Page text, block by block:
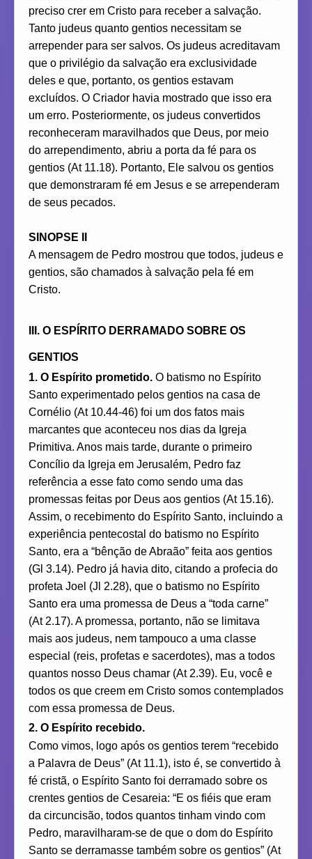
preciso crer em Cristo para receber a salvação.
Tanto judeus quanto gentios necessitam se
arrepender para ser salvos. Os judeus acreditavam
que o privilégio da salvação era exclusividade
deles e que, portanto, os gentios estavam
excluídos. O Criador havia mostrado que isso era
um erro. Posteriormente, os judeus convertidos
reconheceram maravilhados que Deus, por meio
do arrependimento, abriu a porta da fé para os
gentios (At 11.18). Portanto, Ele salvou os gentios
que demonstraram fé em Jesus e se arrependeram
de seus pecados.
SINOPSE II
A mensagem de Pedro mostrou que todos, judeus e
gentios, são chamados à salvação pela fé em
Cristo.
III. O ESPÍRITO DERRAMADO SOBRE OS
GENTIOS
1. O Espírito prometido. O batismo no Espírito
Santo experimentado pelos gentios na casa de
Cornélio (At 10.44-46) foi um dos fatos mais
marcantes que aconteceu nos dias da Igreja
Primitiva. Anos mais tarde, durante o primeiro
Concílio da Igreja em Jerusalém, Pedro faz
referência a esse fato como sendo uma das
promessas feitas por Deus aos gentios (At 15.16).
Assim, o recebimento do Espírito Santo, incluindo a
experiência pentecostal do batismo no Espírito
Santo, era a “bênção de Abraão” feita aos gentios
(Gl 3.14). Pedro já havia dito, citando a profecia do
profeta Joel (Jl 2.28), que o batismo no Espírito
Santo era uma promessa de Deus a “toda carne”
(At 2.17). A promessa, portanto, não se limitava
mais aos judeus, nem tampouco a uma classe
especial (reis, profetas e sacerdotes), mas a todos
quantos nosso Deus chamar (At 2.39). Eu, você e
todos os que creem em Cristo somos contemplados
com essa promessa de Deus.
2. O Espírito recebido.
Como vimos, logo após os gentios terem “recebido
a Palavra de Deus” (At 11.1), isto é, se convertido à
fé cristã, o Espírito Santo foi derramado sobre os
crentes gentios de Cesareia: “E os fiéis que eram
da circuncisão, todos quantos tinham vindo com
Pedro, maravilharam-se de que o dom do Espírito
Santo se derramasse também sobre os gentios” (At